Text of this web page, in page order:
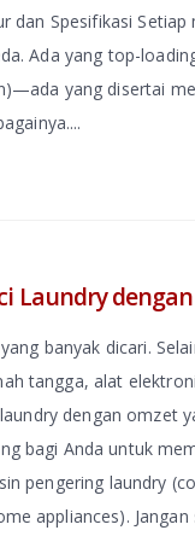
dan Spesifikasi Setiap
Ada yang top-
yang disertai
Laundry
banyak dicari.
tangga, alat
dengan omzet
bagi Anda untuk
pengering laundry
appliances).